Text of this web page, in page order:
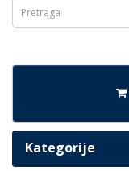
Kategorije